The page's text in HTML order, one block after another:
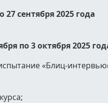
сентября 2025 года
по 3 октября 2025
«Блиц-